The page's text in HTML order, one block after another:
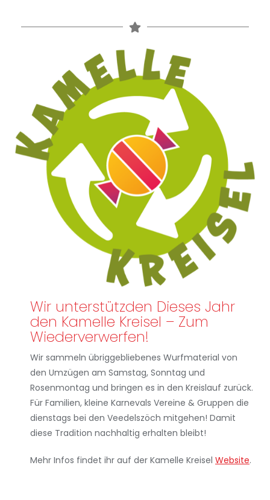
Wir unterstützden Dieses Jahr
den Kamelle Kreisel – Zum
Wiederverwerfen!
Wir sammeln übriggebliebenes Wurfmaterial von
den Umzügen am Samstag, Sonntag und
Rosenmontag und bringen es in den Kreislauf zurück.
Für Familien, kleine Karnevals Vereine & Gruppen die
dienstags bei den Veedelszöch mitgehen! Damit
diese Tradition nachhaltig erhalten bleibt!
Mehr Infos findet ihr auf der Kamelle Kreisel Website.